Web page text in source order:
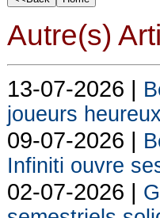
Autre(s)
13-07-2026 |
joueurs
09-07-2026 |
Infiniti ouvre
02-07-2026 |